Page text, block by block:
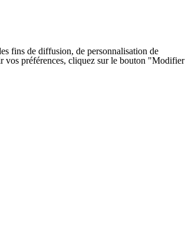
fins de diffusion, de personnalisation de
vos préférences, cliquez sur le bouton "Modifier